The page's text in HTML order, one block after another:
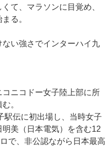
て、マラソンに目覚め、
る。
い強さでインターハイ九
ニコドー女子陸上部に所
。
駅伝に初出場し、当時女子
美（日本電気）を含む12
で、非公認ながら日本最高